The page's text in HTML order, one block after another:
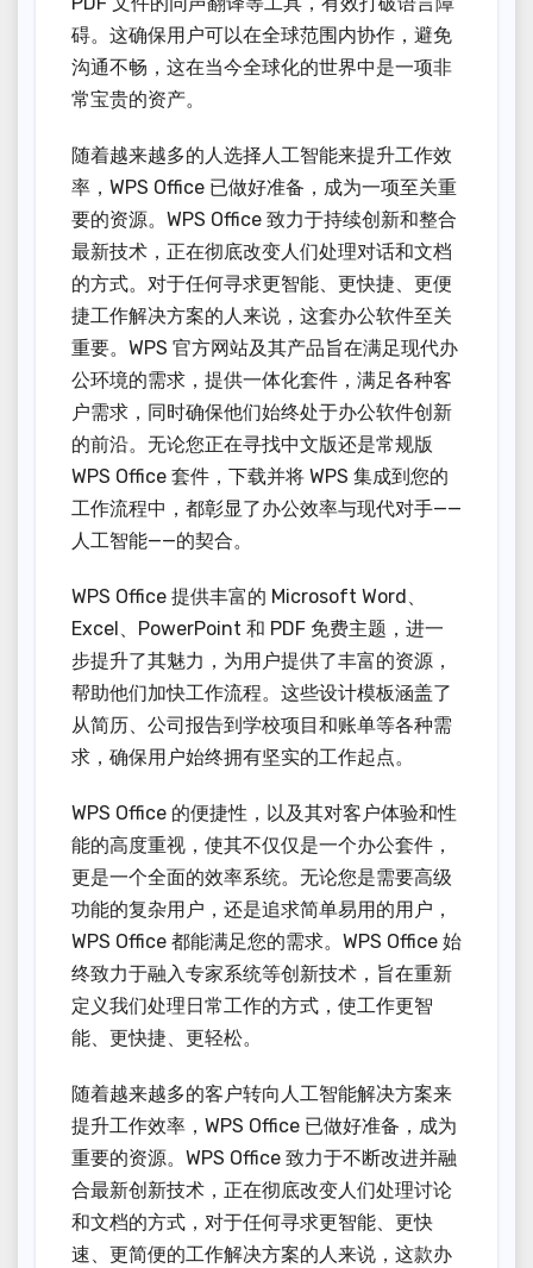
碍。这确保用户可以在全球范围内协作，避免
沟通不畅，这在当今全球化的世界中是一项非
常宝贵的资产。
随着越来越多的人选择人工智能来提升工作效
率，WPS Office 已做好准备，成为一项至关重
要的资源。WPS Office 致力于持续创新和整合
最新技术，正在彻底改变人们处理对话和文档
的方式。对于任何寻求更智能、更快捷、更便
捷工作解决方案的人来说，这套办公软件至关
重要。WPS 官方网站及其产品旨在满足现代办
公环境的需求，提供一体化套件，满足各种客
户需求，同时确保他们始终处于办公软件创新
的前沿。无论您正在寻找中文版还是常规版
WPS Office 套件，下载并将 WPS 集成到您的
工作流程中，都彰显了办公效率与现代对手——
人工智能——的契合。
WPS Office 提供丰富的 Microsoft Word、
Excel、PowerPoint 和 PDF 免费主题，进一
步提升了其魅力，为用户提供了丰富的资源，
帮助他们加快工作流程。这些设计模板涵盖了
从简历、公司报告到学校项目和账单等各种需
求，确保用户始终拥有坚实的工作起点。
WPS Office 的便捷性，以及其对客户体验和性
能的高度重视，使其不仅仅是一个办公套件，
更是一个全面的效率系统。无论您是需要高级
功能的复杂用户，还是追求简单易用的用户，
WPS Office 都能满足您的需求。WPS Office 始
终致力于融入专家系统等创新技术，旨在重新
定义我们处理日常工作的方式，使工作更智
能、更快捷、更轻松。
随着越来越多的客户转向人工智能解决方案来
提升工作效率，WPS Office 已做好准备，成为
重要的资源。WPS Office 致力于不断改进并融
合最新创新技术，正在彻底改变人们处理讨论
和文档的方式，对于任何寻求更智能、更快
速、更简便的工作解决方案的人来说，这款办